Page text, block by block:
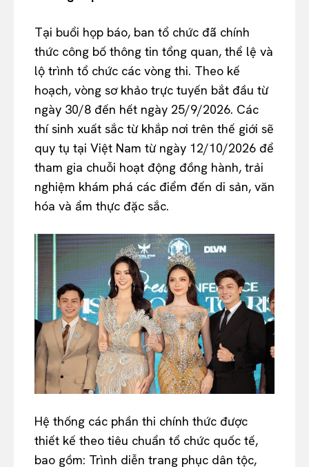
Tại buổi họp báo, ban tổ chức đã chính
thức công bố thông tin tổng quan, thể lệ và
lộ trình tổ chức các vòng thi. Theo kế
hoạch, vòng sơ khảo trực tuyến bắt đầu từ
ngày 30/8 đến hết ngày 25/9/2026. Các
thí sinh xuất sắc từ khắp nơi trên thế giới sẽ
quy tụ tại Việt Nam từ ngày 12/10/2026 để
tham gia chuỗi hoạt động đồng hành, trải
nghiệm khám phá các điểm đến di sản, văn
hóa và ẩm thực đặc sắc.
Hệ thống các phần thi chính thức được
thiết kế theo tiêu chuẩn tổ chức quốc tế,
bao gồm: Trình diễn trang phục dân tộc,